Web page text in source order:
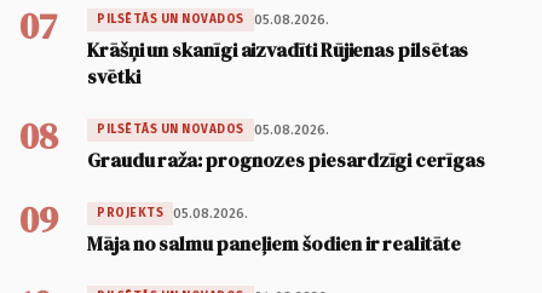
07 PILSĒTĀS UN NOVADOS 05.08.2026.
Krāšņi un skanīgi aizvadīti Rūjienas pilsētas
svētki
08 PILSĒTĀS UN NOVADOS 05.08.2026.
Graudu raža: prognozes piesardzīgi cerīgas
09 PROJEKTS 05.08.2026.
Māja no salmu paneļiem šodien ir realitāte